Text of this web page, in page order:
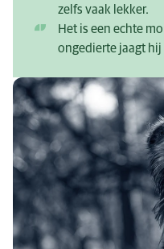
zelfs vaak lekker.
Het is een echte
ongedierte jaagt hij